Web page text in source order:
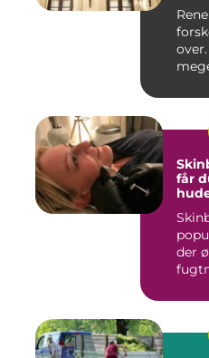
får
der